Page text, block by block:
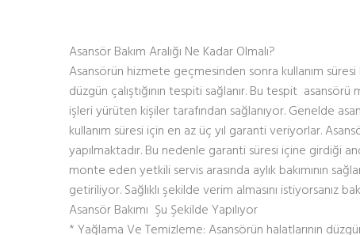
Asansör Bakım Aralığı Ne Kadar Olmalı?
Asansörün hizmete geçmesinden sonra kullanım
düzgün çalıştığının tespiti sağlanır. Bu tespit
işleri yürüten kişiler tarafından sağlanıyor. Genelde
kullanım süresi için en az üç yıl garanti veriyorlar.
yapılmaktadır. Bu nedenle garanti süresi içine girdiği
monte eden yetkili servis arasında aylık bakımının
getiriliyor. Sağlıklı şekilde verim almasını istiyorsanız
Asansör Bakımı Şu Şekilde Yapılıyor
* Yağlama Ve Temizleme: Asansörün halatlarının